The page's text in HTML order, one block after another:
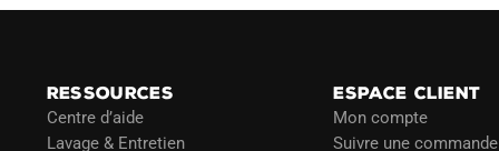
RESSOURCES
Centre d’aide
Lavage & Entretien
ESPACE CLIENT
Mon compte
Suivre une commande